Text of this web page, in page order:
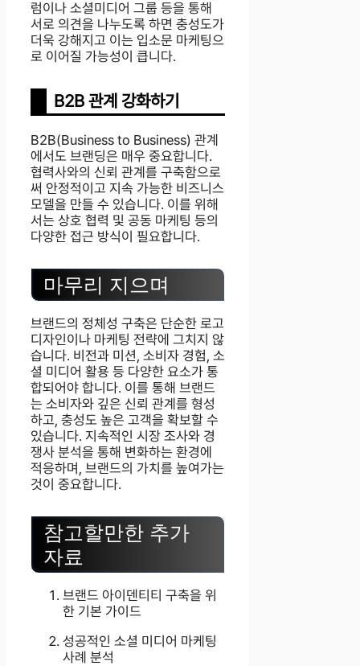
럼이나 소셜미디어 그룹 등을 통해
서로 의견을 나누도록 하면 충성도가
더욱 강해지고 이는 입소문 마케팅으
로 이어질 가능성이 큽니다.
B2B 관계 강화하기
B2B(Business to Business) 관계
에서도 브랜딩은 매우 중요합니다.
협력사와의 신뢰 관계를 구축함으로
써 안정적이고 지속 가능한 비즈니스
모델을 만들 수 있습니다. 이를 위해
서는 상호 협력 및 공동 마케팅 등의
다양한 접근 방식이 필요합니다.
마무리 지으며
브랜드의 정체성 구축은 단순한 로고
디자인이나 마케팅 전략에 그치지 않
습니다. 비전과 미션, 소비자 경험, 소
셜 미디어 활용 등 다양한 요소가 통
합되어야 합니다. 이를 통해 브랜드
는 소비자와 깊은 신뢰 관계를 형성
하고, 충성도 높은 고객을 확보할 수
있습니다. 지속적인 시장 조사와 경
쟁사 분석을 통해 변화하는 환경에
적응하며, 브랜드의 가치를 높여가는
것이 중요합니다.
참고할만한 추가
자료
브랜드 아이덴티티 구축을 위
한 기본 가이드
성공적인 소셜 미디어 마케팅
사례 분석